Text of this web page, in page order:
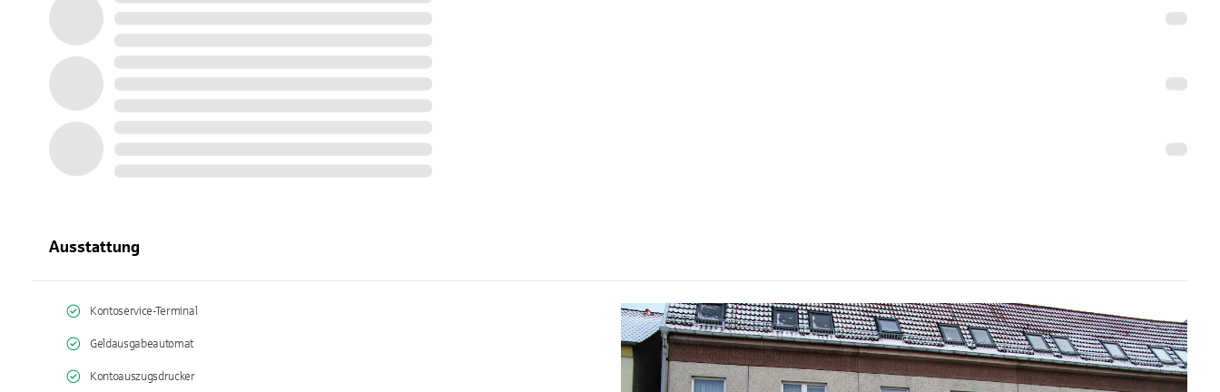
Ausstattung
Kontoservice-Terminal
Geldausgabeautomat
Kontoauszugsdrucker